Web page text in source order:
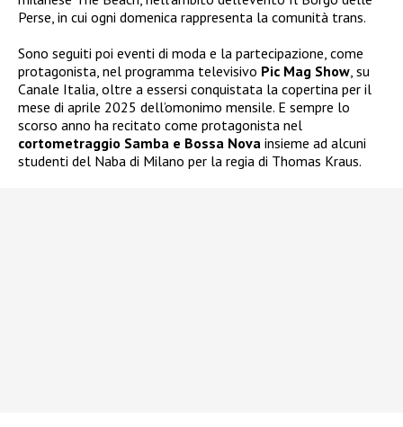
Perse, in cui ogni domenica rappresenta la comunità trans.
Sono seguiti poi eventi di moda e la partecipazione, come
protagonista, nel programma televisivo Pic Mag Show , su
Canale Italia, oltre a essersi conquistata la copertina per il
mese di aprile 2025 dell’omonimo mensile. E sempre lo
scorso anno ha recitato come protagonista nel
cortometraggio Samba e Bossa Nova insieme ad alcuni
studenti del Naba di Milano per la regia di Thomas Kraus.